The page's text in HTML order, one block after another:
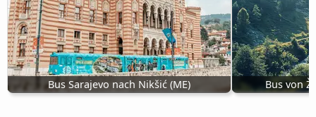
Bus Sarajevo nach Nikšić (ME) Bus von